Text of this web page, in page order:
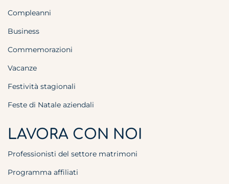
Compleanni
Business
Commemorazioni
Vacanze
Festività stagionali
Feste di Natale aziendali
LAVORA CON NOI
Professionisti del settore matrimoni
Programma affiliati